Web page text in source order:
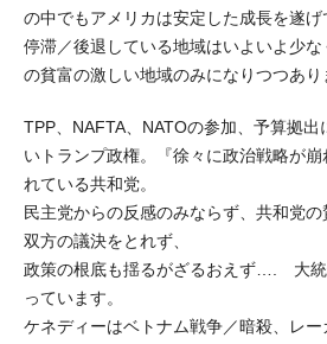
の中でもアメリカは安定した成長を遂げ
停滞／後退している地域はいよいよ少
の貧富の激しい地域のみになりつつあり
TPP、NAFTA、NATOの参加、予算拠
いトランプ政権。『徐々に政治戦略が
れている共和党。
民主党からの反感のみならず、共和党
双方の議決をとれず、
政策の根底も揺るがざるおえず…. 大統
っています。
ケネディーはベトナム戦争／暗殺、レ